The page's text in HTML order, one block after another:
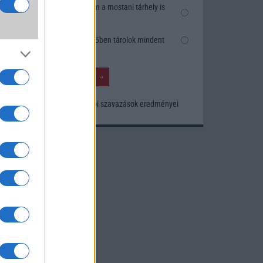
Nem, nekem a mostani tárhely is
Inkább felhőben tárolok mindent
Korábbi szavazások eredményei